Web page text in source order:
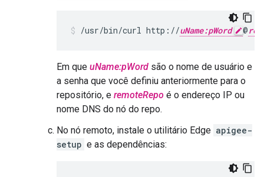
/usr/bin/curl http://uName:pWord @
Em que uName:pWord são o nome de usuário e
a senha que você definiu anteriormente para o
repositório, e remoteRepo é o endereço IP ou
nome DNS do nó do repo.
No nó remoto, instale o utilitário Edge apigee-
setup e as dependências: